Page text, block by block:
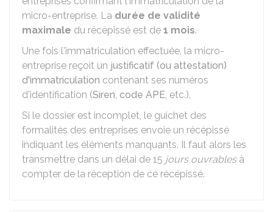
micro-entreprise. La durée de validité
maximale du récépissé est de 1 mois.
Une fois l'immatriculation effectuée, la micro-
entreprise reçoit un justificatif (ou attestation)
d'immatriculation contenant ses numéros
d'identification (Siren, code APE, etc.).
Si le dossier est incomplet, le guichet des
formalités des entreprises envoie un récépissé
indiquant les éléments manquants. Il faut alors les
transmettre dans un délai de 15 jours ouvrablesà
compter de la réception de ce récépissé.